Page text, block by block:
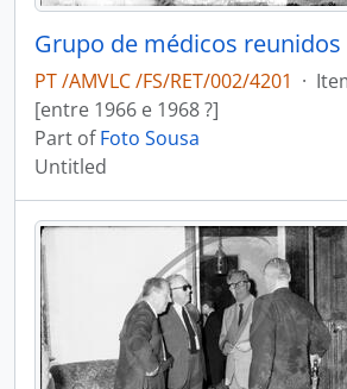
PT /AMVLC /FS/RET/002/4201 ·
[entre 1966 e 1968 ?]
Part ofFoto Sousa
Untitled